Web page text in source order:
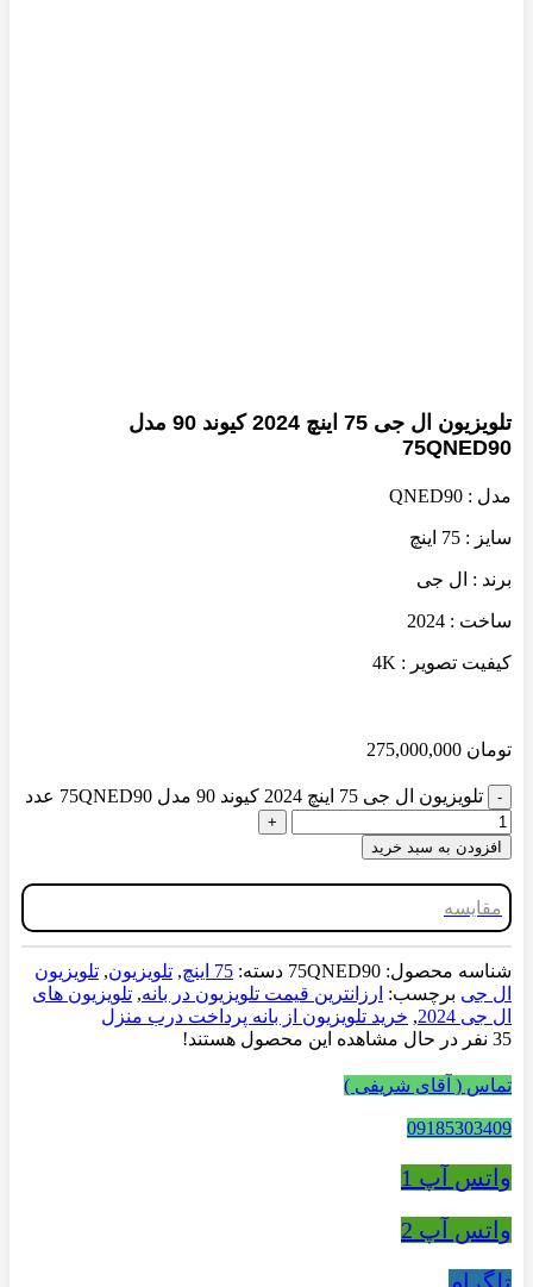
تلویزیون ال جی 75 اینچ 2024 کیوند 90 مدل
75QNED90
مدل : QNED90
سایز : 75 اینچ
برند : ال جی
ساخت : 2024
کیفیت تصویر : 4K
تومان
تلویزیون ال جی 75 اینچ 2024 کیوند 90 مدل 75QNED90 عدد
افزودن به سبد خرید
مقایسه
شناسه محصول: 75QNED90 دسته: 75 اینچ , تلویزیون, تلویزیون
ال جی برچسب: ارزانترین قیمت تلویزیون در بانه, تلویزیون های
ال جی 2024
, خرید تلویزیون از بانه پرداخت درب منزل
35 نفر در حال مشاهده این محصول هستند!
تماس ( آقای شریفی )
09185303409
واتس آپ 1
واتس آپ 2